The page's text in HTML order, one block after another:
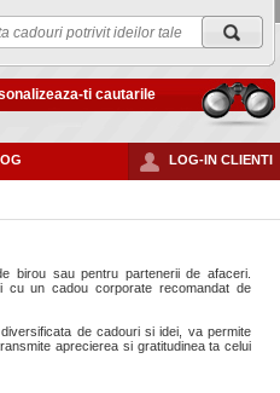
ti cautarile
LOG-IN CLIENTI
birou sau pentru partenerii de afaceri.
cu un cadou corporate recomandat de
de cadouri si idei, va permite
aprecierea si gratitudinea ta celui